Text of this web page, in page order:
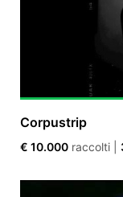
Corpustrip
€ 10.000 raccolti